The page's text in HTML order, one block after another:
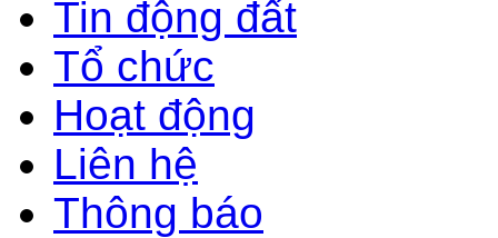
Tin động đất
Tổ chức
Hoạt động
Liên hệ
Thông báo